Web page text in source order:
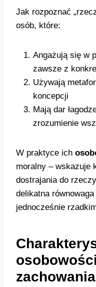
Jak rozpoznać
osób, które:
Angażują się w
zawsze z
Używają
koncepcji
Mają dar
zrozumienie
W praktyce ich
moralny – wskazuje
dostrajania do
delikatna
jednocześnie
zachowania